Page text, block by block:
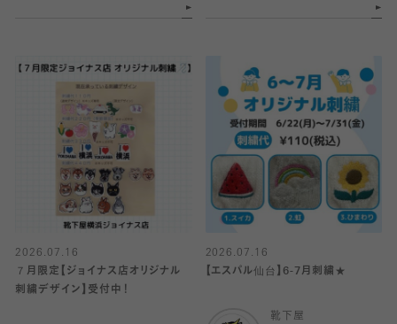
2026.07.16
７月限定【ジョイナス店オリジナル
刺繍デザイン】受付中！
2026.07.16
【エスパル仙台】6-7月刺繍★
靴下屋